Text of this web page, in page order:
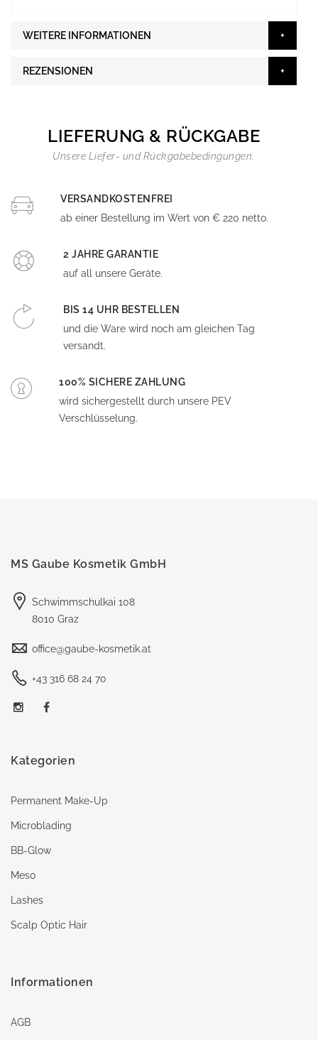
WEITERE INFORMATIONEN
REZENSIONEN
LIEFERUNG & RÜCKGABE
Unsere Liefer- und Rückgabebedingungen.
VERSANDKOSTENFREI
ab einer Bestellung im Wert von € 220 netto.
2 JAHRE GARANTIE
auf all unsere Geräte.
BIS 14 UHR BESTELLEN
und die Ware wird noch am gleichen Tag
versandt.
100% SICHERE ZAHLUNG
wird sichergestellt durch unsere PEV
Verschlüsselung.
MS Gaube Kosmetik GmbH
Schwimmschulkai 108
8010 Graz
office@gaube-kosmetik.at
+43 316 68 24 70
Kategorien
Permanent Make-Up
Microblading
BB-Glow
Meso
Lashes
Scalp Optic Hair
Informationen
AGB